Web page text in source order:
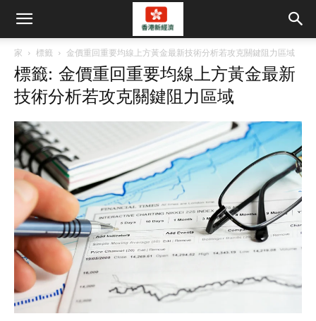
家 標籤 金價重回重要均線上方黃金最新技術分析若攻克關鍵阻力區域
標籤: 金價重回重要均線上方黃金最新
技術分析若攻克關鍵阻力區域